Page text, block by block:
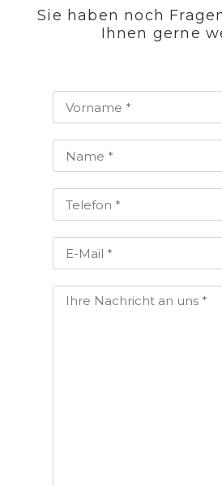
Sie haben noch
Ihnen gerne